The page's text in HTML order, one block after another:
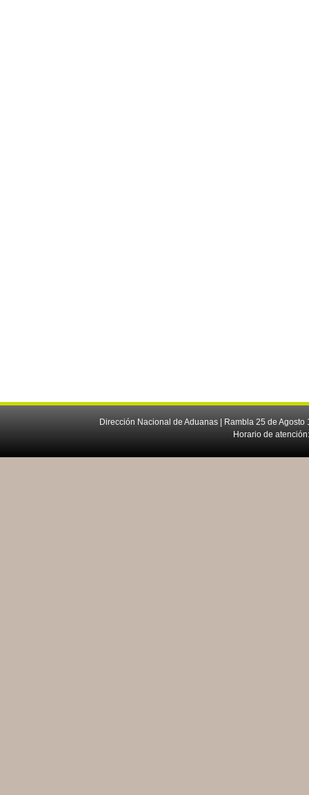
Dirección Nacional de Aduanas | Rambla 25 de
Horario de